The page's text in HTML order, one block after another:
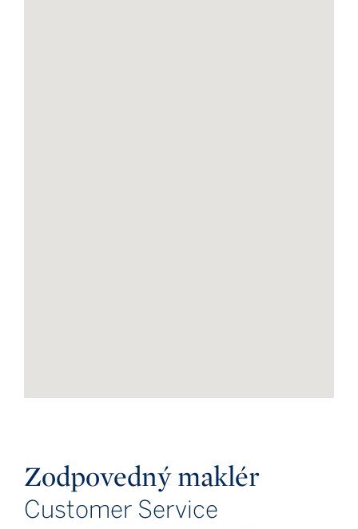
Zodpovedný maklér
Customer Service